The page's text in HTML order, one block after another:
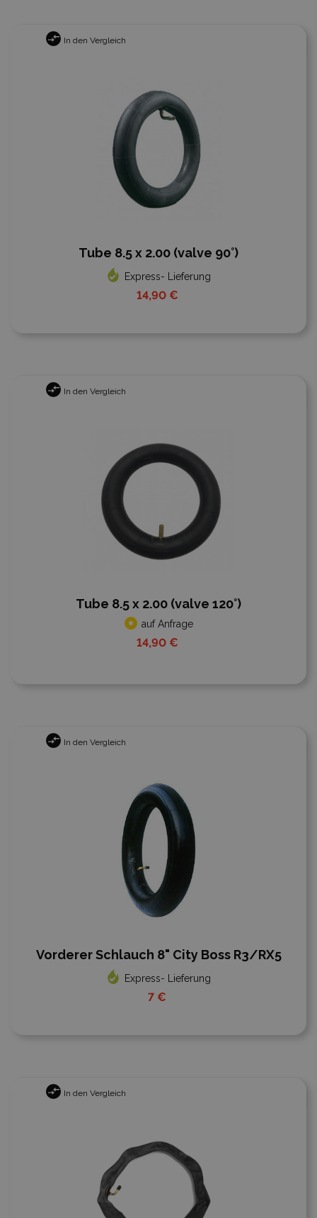
In den Vergleich
Tube 8.5 x 2.00 (valve 90°)
Express- Lieferung
14,90 €
In den Vergleich
Tube 8.5 x 2.00 (valve 120°)
auf Anfrage
14,90 €
In den Vergleich
Vorderer Schlauch 8" City Boss R3/RX5
Express- Lieferung
7 €
In den Vergleich